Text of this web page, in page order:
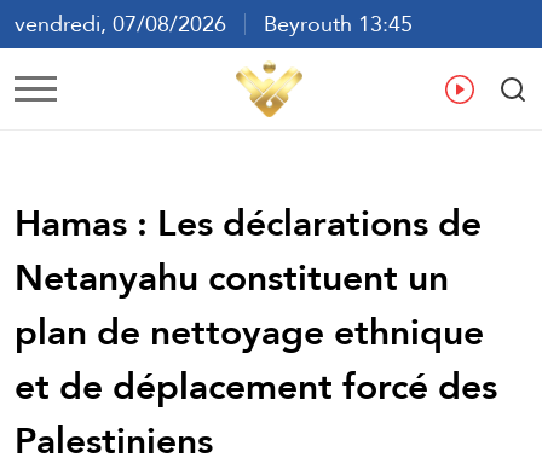
vendredi, 07/08/2026
Beyrouth 13:45
ع
Hamas : Les déclarations de
Netanyahu constituent un
plan de nettoyage ethnique
et de déplacement forcé des
Palestiniens